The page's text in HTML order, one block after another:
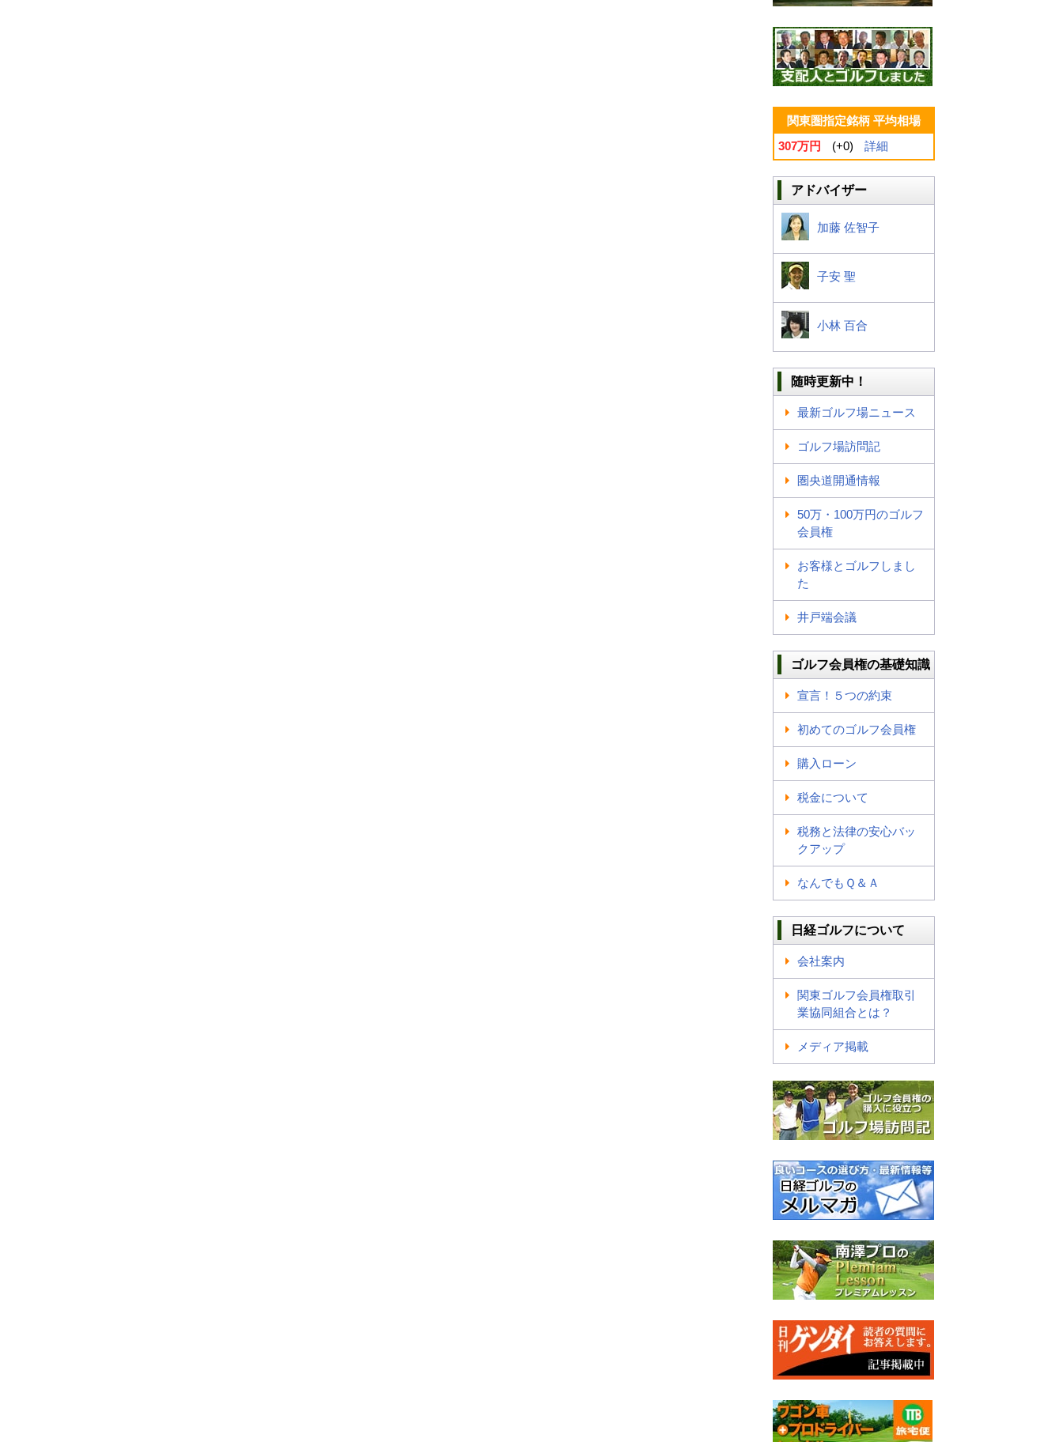
関東圏指定銘柄 平均相場
307万円
(+0) 詳細
アドバイザー
加藤 佐智子
子安 聖
小林 百合
随時更新中！
最新ゴルフ場ニュース
ゴルフ場訪問記
圏央道開通情報
50万・100万円のゴルフ
会員権
お客様とゴルフしまし
た
井戸端会議
ゴルフ会員権の基礎知識
宣言！５つの約束
初めてのゴルフ会員権
購入ローン
税金について
税務と法律の安心バッ
クアップ
なんでもＱ＆Ａ
日経ゴルフについて
会社案内
関東ゴルフ会員権取引
業協同組合とは？
メディア掲載